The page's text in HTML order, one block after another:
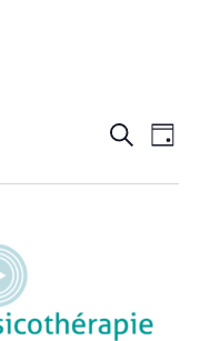
Recherche
de
Jour